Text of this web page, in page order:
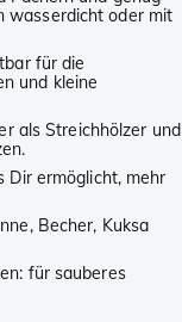
wasserdicht oder mit
für die
und kleine
als Streichhölzer und
Dir ermöglicht, mehr
Becher, Kuksa
für sauberes